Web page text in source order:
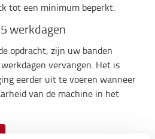
tot een minimum beperkt.
werkdagen
opdracht, zijn uw banden
vervangen. Het is
eerder uit te voeren wanneer
van de machine in het